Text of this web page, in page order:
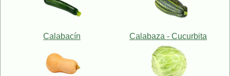
Calabacín Calabaza - Cucurbita